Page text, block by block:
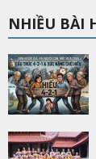
NHIỀU BÀI